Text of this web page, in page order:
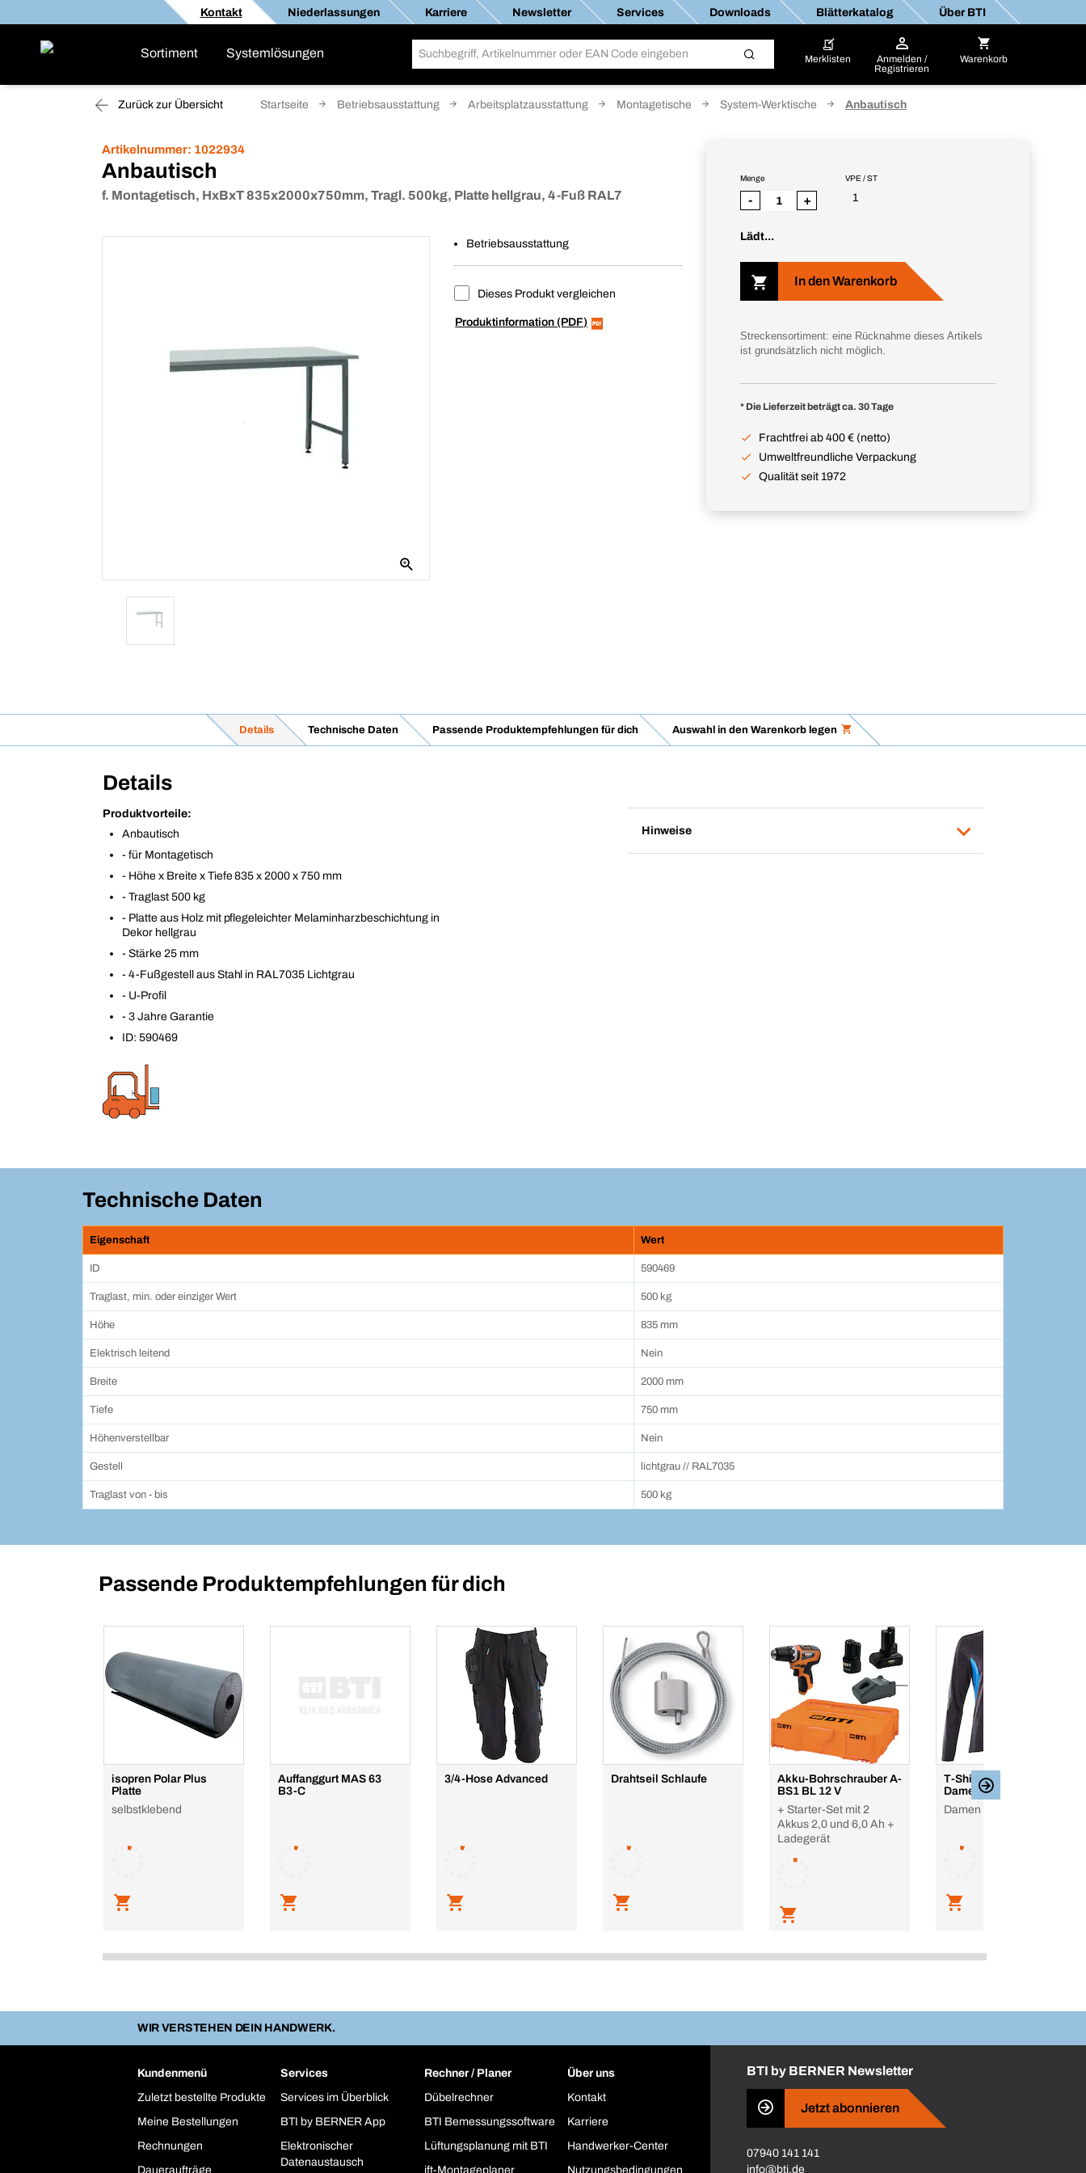
Kontakt Niederlassungen Karriere Newsletter Services Downloads Blätterkatalog Über BTI
Sortiment Systemlösungen Merklisten
Anmelden /
Registrieren
Warenkorb
Zurück zur Übersicht Startseite Betriebsausstattung Arbeitsplatzausstattung Montagetische System-Werktische Anbautisch
Artikelnummer: 1022934
Anbautisch
f. Montagetisch, HxBxT 835x2000x750mm, Tragl. 500kg, Platte hellgrau, 4-Fuß RAL7
Betriebsausstattung
Dieses Produkt vergleichen
Produktinformation (PDF)
VPE / ST
1
Menge
- +
Lädt...
In den Warenkorb
Streckensortiment: eine Rücknahme dieses Artikels
ist grundsätzlich nicht möglich.
* Die Lieferzeit beträgt ca. 30 Tage
Frachtfrei ab 400 € (netto)
Umweltfreundliche Verpackung
Qualität seit 1972
Details Technische Daten Passende Produktempfehlungen für dich Auswahl in den Warenkorb legen
Details
Produktvorteile:
Anbautisch
- für Montagetisch
- Höhe x Breite x Tiefe 835 x 2000 x 750 mm
- Traglast 500 kg
- Platte aus Holz mit pflegeleichter Melaminharzbeschichtung in
Dekor hellgrau
- Stärke 25 mm
- 4-Fußgestell aus Stahl in RAL7035 Lichtgrau
- U-Profil
- 3 Jahre Garantie
ID: 590469
Hinweise
Technische Daten
Eigenschaft Wert
ID 590469
Traglast, min. oder einziger Wert 500 kg
Höhe 835 mm
Elektrisch leitend Nein
Breite 2000 mm
Tiefe 750 mm
Höhenverstellbar Nein
Gestell lichtgrau // RAL7035
Traglast von - bis 500 kg
Passende Produktempfehlungen für dich
isopren Polar Plus
Platte
selbstklebend
Auffanggurt MAS 63
B3-C
3/4-Hose Advanced Drahtseil Schlaufe
Akku-Bohrschrauber A-
BS1 BL 12 V
+ Starter-Set mit 2
Akkus 2,0 und 6,0 Ah +
Ladegerät
T-Shirt, Langarm
Damen "ACCELERATE"
Damen
WIR VERSTEHEN DEIN HANDWERK.
Kundenmenü
Zuletzt bestellte Produkte
Meine Bestellungen
Rechnungen
Daueraufträge
Services
Services im Überblick
BTI by BERNER App
Elektronischer
Datenaustausch
Rechner / Planer
Dübelrechner
BTI Bemessungssoftware
Lüftungsplanung mit BTI
ift-Montageplaner
Über uns
Kontakt
Karriere
Handwerker-Center
Nutzungsbedingungen
BTI by BERNER Newsletter
Jetzt abonnieren
07940 141 141
info@bti.de